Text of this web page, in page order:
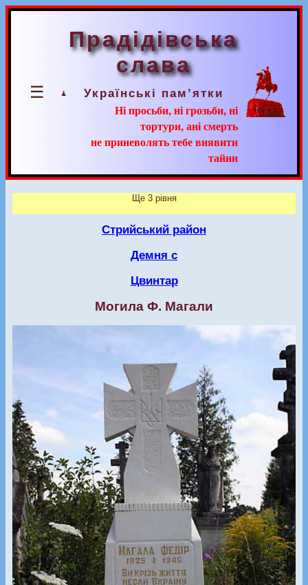
☰
Прадідівська
слава
Українські пам’ятки
Ні просьби, ні грозьби, ні
тортури, ані смерть
не приневолять тебе виявити
тайни
Ще 3 рівня
Стрийський район
Демня с
Цвинтар
Могила Ф. Магали